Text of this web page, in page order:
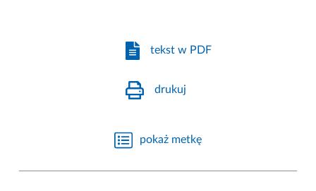
tekst w PDF
drukuj
pokaż metkę